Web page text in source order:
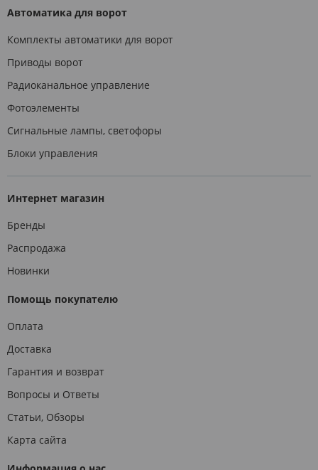
Автоматика для ворот
Комплекты автоматики для ворот
Приводы ворот
Радиоканальное управление
Фотоэлементы
Сигнальные лампы, светофоры
Блоки управления
Интернет магазин
Бренды
Распродажа
Новинки
Помощь покупателю
Оплата
Доставка
Гарантия и возврат
Вопросы и Ответы
Статьи, Обзоры
Карта сайта